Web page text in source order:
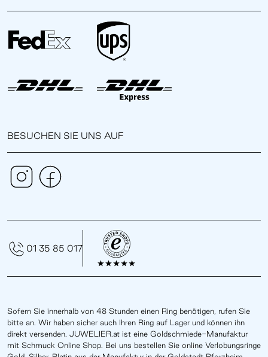
BESUCHEN SIE UNS AUF
Sofern Sie innerhalb von 48 Stunden einen Ring benötigen, rufen Sie
bitte an. Wir haben sicher auch Ihren Ring auf Lager und können ihn
direkt versenden. JUWELIER.at ist eine Goldschmiede-Manufaktur
mit Schmuck Online Shop. Bei uns bestellen Sie online Verlobungsringe
01 35 85 017